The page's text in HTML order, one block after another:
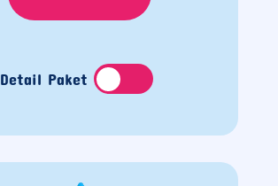
Detail Paket